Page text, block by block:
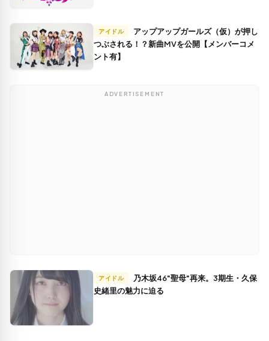
アイドル
つぶされる！？新曲MVを公開【メンバーコメ
ント有】
ADVERTISEMENT
アイドル
史緒里の魅力に迫る